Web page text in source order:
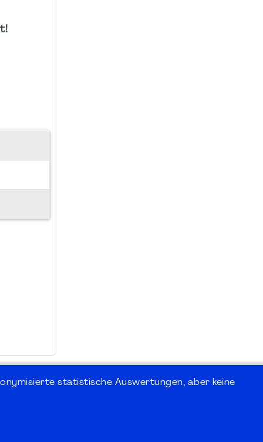
statistische Auswertungen, aber keine